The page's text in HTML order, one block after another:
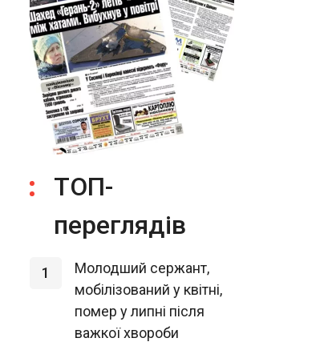
ТОП-
переглядів
1
Молодший сержант,
мобілізований у квітні,
помер у липні після
важкої хвороби